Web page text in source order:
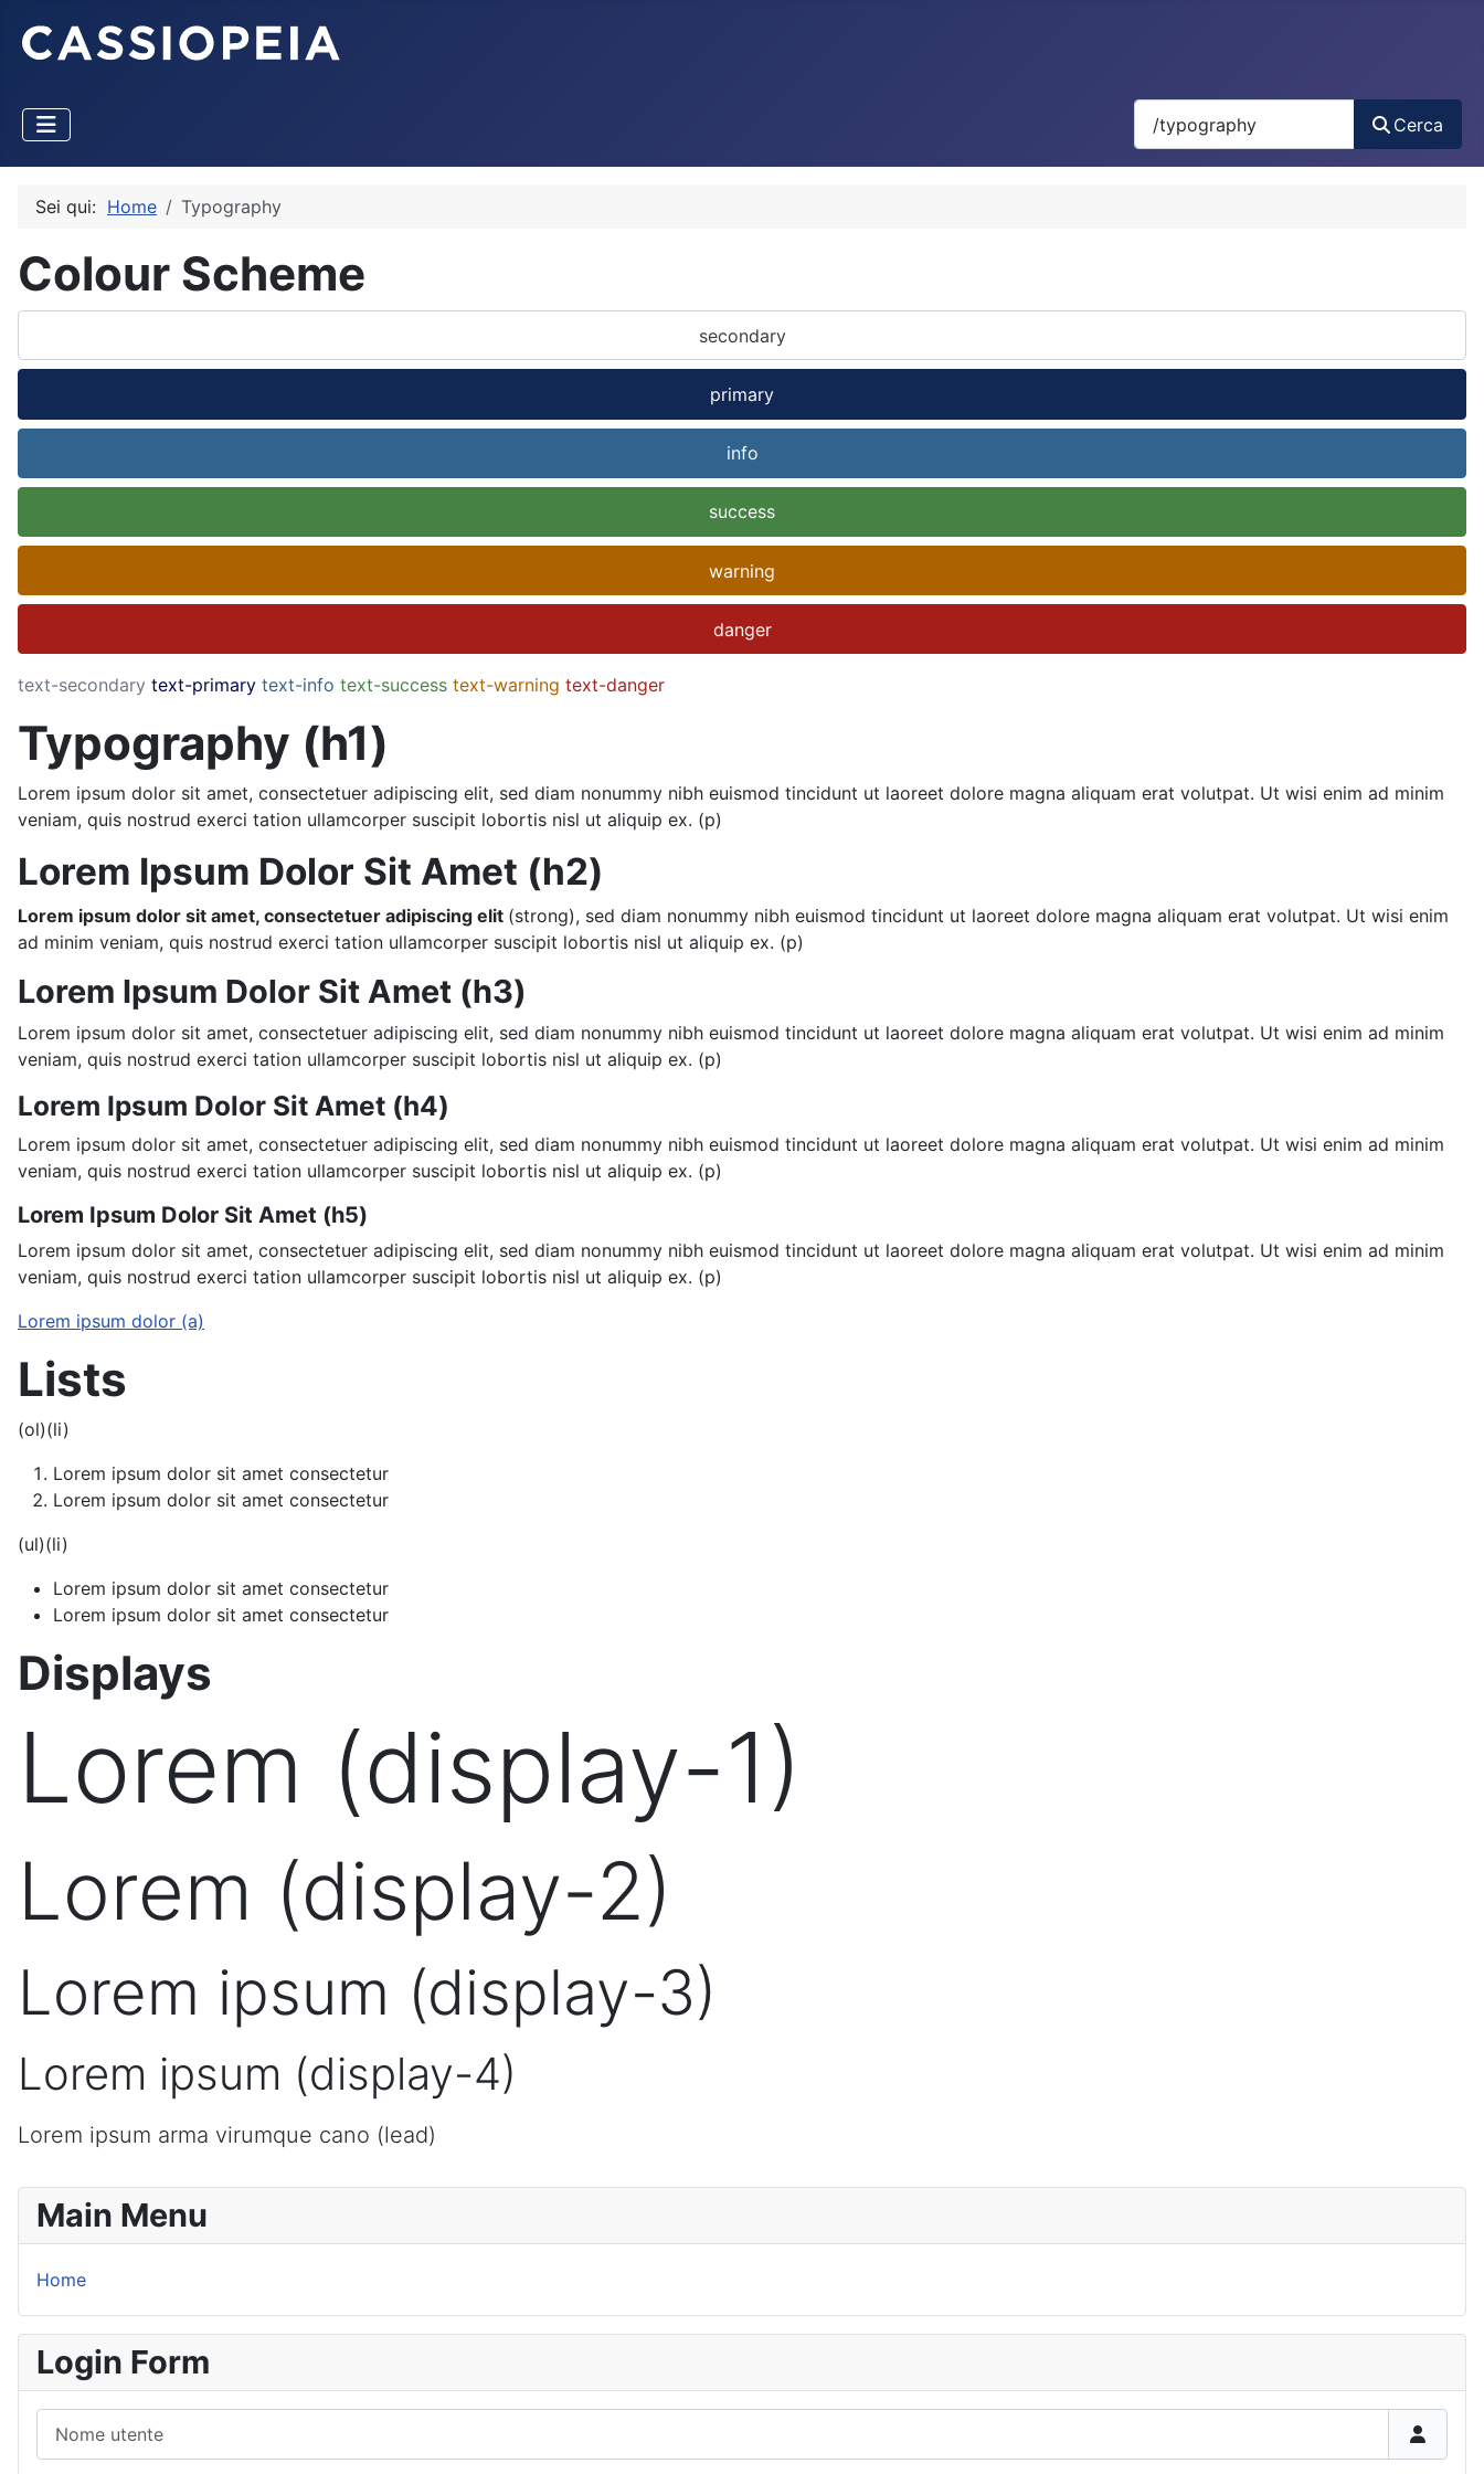
Search
Cerca
Sei qui: Home Typography
Colour Scheme
secondary
primary
info
success
warning
danger
text-secondary text-primary text-info text-success text-warning text-danger
Typography (h1)
Lorem ipsum dolor sit amet, consectetuer adipiscing elit, sed diam nonummy nibh euismod tincidunt ut laoreet dolore magna aliquam erat volutpat. Ut wisi enim ad minim
veniam, quis nostrud exerci tation ullamcorper suscipit lobortis nisl ut aliquip ex. (p)
Lorem Ipsum Dolor Sit Amet (h2)
Lorem ipsum dolor sit amet, consectetuer adipiscing elit (strong), sed diam nonummy nibh euismod tincidunt ut laoreet dolore magna aliquam erat volutpat. Ut wisi enim
ad minim veniam, quis nostrud exerci tation ullamcorper suscipit lobortis nisl ut aliquip ex. (p)
Lorem Ipsum Dolor Sit Amet (h3)
Lorem ipsum dolor sit amet, consectetuer adipiscing elit, sed diam nonummy nibh euismod tincidunt ut laoreet dolore magna aliquam erat volutpat. Ut wisi enim ad minim
veniam, quis nostrud exerci tation ullamcorper suscipit lobortis nisl ut aliquip ex. (p)
Lorem Ipsum Dolor Sit Amet (h4)
Lorem ipsum dolor sit amet, consectetuer adipiscing elit, sed diam nonummy nibh euismod tincidunt ut laoreet dolore magna aliquam erat volutpat. Ut wisi enim ad minim
veniam, quis nostrud exerci tation ullamcorper suscipit lobortis nisl ut aliquip ex. (p)
Lorem Ipsum Dolor Sit Amet (h5)
Lorem ipsum dolor sit amet, consectetuer adipiscing elit, sed diam nonummy nibh euismod tincidunt ut laoreet dolore magna aliquam erat volutpat. Ut wisi enim ad minim
veniam, quis nostrud exerci tation ullamcorper suscipit lobortis nisl ut aliquip ex. (p)
Lorem ipsum dolor (a)
Lists
(ol)(li)
Lorem ipsum dolor sit amet consectetur
Lorem ipsum dolor sit amet consectetur
(ul)(li)
Lorem ipsum dolor sit amet consectetur
Lorem ipsum dolor sit amet consectetur
Displays
Lorem (display-1)
Lorem (display-2)
Lorem ipsum (display-3)
Lorem ipsum (display-4)
Lorem ipsum arma virumque cano (lead)
Main Menu
Home
Login Form